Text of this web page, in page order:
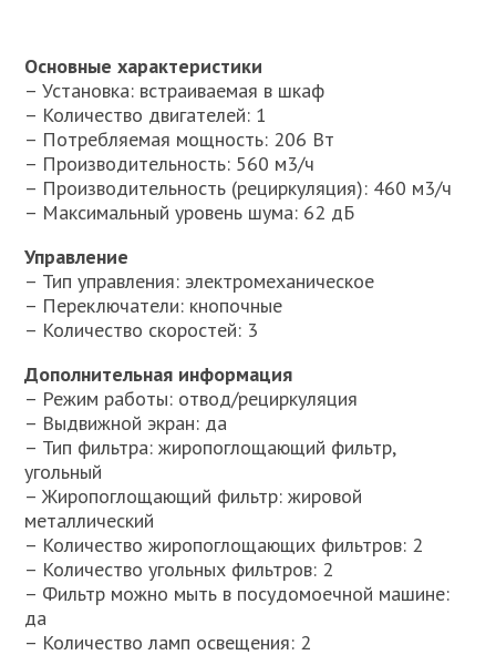
Основные характеристики
– Установка: встраиваемая в шкаф
– Количество двигателей: 1
– Потребляемая мощность: 206 Вт
– Производительность: 560 м3/ч
– Производительность (рециркуляция): 460 м3/ч
– Максимальный уровень шума: 62 дБ
Управление
– Тип управления: электромеханическое
– Переключатели: кнопочные
– Количество скоростей: 3
Дополнительная информация
– Режим работы: отвод/рециркуляция
– Выдвижной экран: да
– Тип фильтра: жиропоглощающий фильтр,
угольный
– Жиропоглощающий фильтр: жировой
металлический
– Количество жиропоглощающих фильтров: 2
– Количество угольных фильтров: 2
– Фильтр можно мыть в посудомоечной машине:
да
– Количество ламп освещения: 2